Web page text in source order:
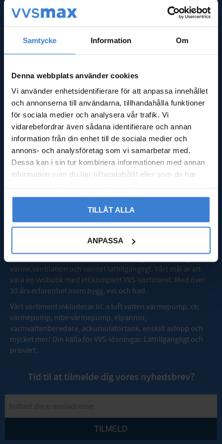
Samtycke Information Om
Denna webbplats använder cookies
Vi använder enhetsidentifierare för att anpassa innehållet
och annonserna till användarna, tillhandahålla funktioner
för sociala medier och analysera vår trafik. Vi
vidarebefordrar även sådana identifierare och annan
information från din enhet till de sociala medier och
annons- och analysföretag som vi samarbetar med.
Dessa kan i sin tur kombinera informationen med annan
information som du har tillhandahållit eller som de har
TILLÅT ALLA
ANPASSA
Köpvillkor
Reklamation & retur
Nöjd med din beställning?
Logga in
GODMOTTAGNING
Mån - Fre: 08:00 - 16:00
Lördag: Stängt
Söndag: Stängt
ADRESS
23591 Vellinge
värme,ventilation och sanitet lättillgängligt. Vårt mål är att
vara en vvsbutik med ett komplett VVS-sortiment. Med över
30 års erfarenhet inom bygg, vvs och bad.
Vårt sortiment inkluderar bl. a luft vatten värmepump, ctc
värmepump, nibe värmepump, elpannor,
varmvattenberedare, ackumulatortank, enskilt avlopp och
mycket mer! Din källa för VVS-lösningar. Lättillgängligt och
prisvärt .
Tid til at tilmelde dig vores nyhedsbrev?
TILMELD